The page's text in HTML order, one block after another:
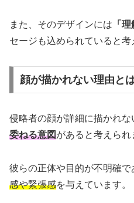
また、そのデザインには 「
セージも込められていると考
顔が描かれない理由と
侵略者の顔が詳細に描かれな
委ねる意図があると考えられ
彼らの正体や目的が不明確
感や緊張感を与えています。